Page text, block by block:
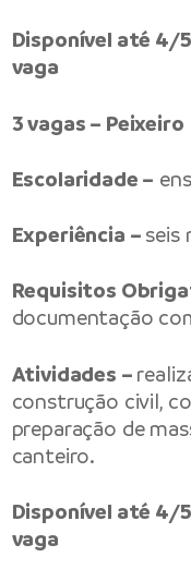
Disponível até 4/
vaga
3 vagas – Peixeiro
Escolaridade –
Experiência – seis
Requisitos
documentação
Atividades –
construção civil,
preparação de
canteiro.
Disponível até 4/
vaga